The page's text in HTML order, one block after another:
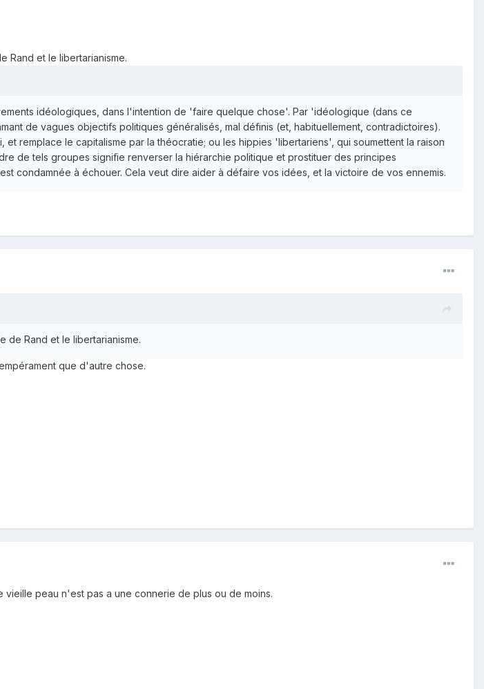
Rand et le libertarianisme.
idéologiques, dans l'intention de 'faire quelque chose'. Par 'idéologique (dans ce
de vagues objectifs politiques généralisés, mal définis (et, habituellement, contradictoires).
remplace le capitalisme par la théocratie; ou les hippies 'libertariens', qui soumettent la raison
de tels groupes signifie renverser la hiérarchie politique et prostituer des principes
condamnée à échouer. Cela veut dire aider à défaire vos idées, et la victoire de vos ennemis.
de Rand et le libertarianisme.
que d'autre chose.
vieille peau n'est pas a une connerie de plus ou de moins.